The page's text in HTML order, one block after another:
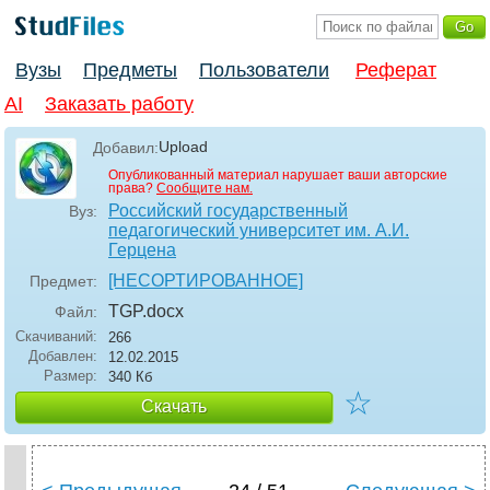
Вузы Предметы Пользователи
Реферат
AI
Заказать работу
Добавил:Upload
Опубликованный материал нарушает ваши авторские
права? Сообщите нам.
Вуз:
Российский государственный
педагогический университет им. А.И.
Герцена
Предмет: [НЕСОРТИРОВАННОЕ]
Файл: TGP.docx
Скачиваний:
266
Добавлен:
12.02.2015
Размер:
340 Кб
Скачать ☆